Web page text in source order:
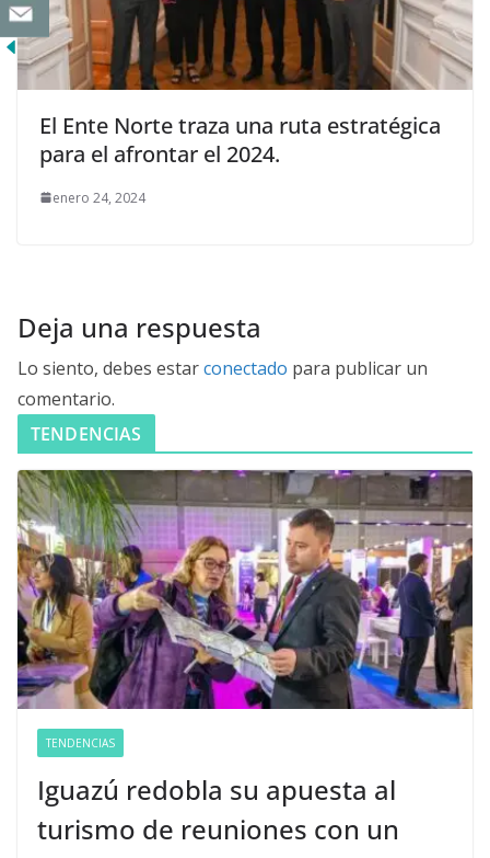
El Ente Norte traza una ruta estratégica
para el afrontar el 2024.
enero 24, 2024
Deja una respuesta
Lo siento, debes estarconectado para publicar un
comentario.
TENDENCIAS
TENDENCIAS
Iguazú redobla su apuesta al
turismo de reuniones con un